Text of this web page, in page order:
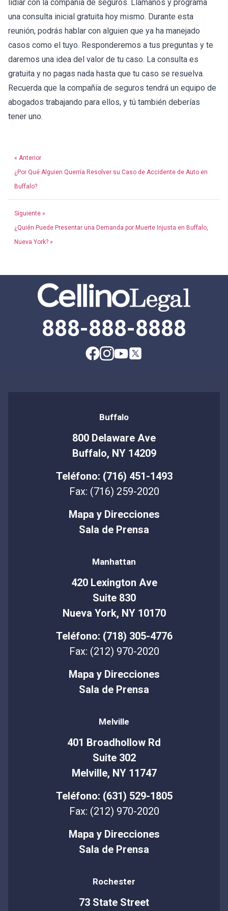
lidiar con la compañía de seguros. Llámanos y programa
una consulta inicial gratuita hoy mismo. Durante esta
reunión, podrás hablar con alguien que ya ha manejado
casos como el tuyo. Responderemos a tus preguntas y te
daremos una idea del valor de tu caso. La consulta es
gratuita y no pagas nada hasta que tu caso se resuelva.
Recuerda que la compañía de seguros tendrá un equipo de
abogados trabajando para ellos, y tú también deberías
tener uno.
« Anterior
¿Por Qué Alguien Querría Resolver su Caso de Accidente de Auto en
Buffalo?
Siguiente »
¿Quién Puede Presentar una Demanda por Muerte Injusta en Buffalo,
Nueva York? »
888-888-8888
Buffalo
800 Delaware Ave
Buffalo, NY 14209
Teléfono: (716) 451-1493
Fax: (716) 259-2020
Mapa y Direcciones
Sala de Prensa
Manhattan
420 Lexington Ave
Suite 830
Nueva York, NY 10170
Teléfono: (718) 305-4776
Fax: (212) 970-2020
Mapa y Direcciones
Sala de Prensa
Melville
401 Broadhollow Rd
Suite 302
Melville, NY 11747
Teléfono: (631) 529-1805
Fax: (212) 970-2020
Mapa y Direcciones
Sala de Prensa
Rochester
73 State Street